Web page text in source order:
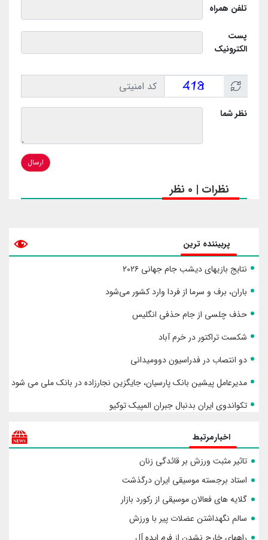
تلفن همراه
پست
الکترونیک
نظر شما
ارسال
نظرات | 0 نظر
پربیننده ترین
نتایج بازیهای دیشب جام جهانی ۲۰۲۶
باران، برف و سرما از فردا وارد کشور می‌شود
حذف چلسی از جام حذفی انگلیس
شکست تراکتور در خرم آباد
دو انتصاب در فدراسیون دوومیدانی
مدیرعامل پیشین بانک پارسیان، جایگزین نجارزاده در بانک ملی می شود
تکواندوی ایران بدنبال جبران المپیک توکیو
اخبارمرتبط
تاثیر مثبت ورزش بر قائدگی زنان
استاد برجسته موسیقی ایران درگذشت
گلایه های فعالان موسیقی از رکورد بازار
سالم نگهداشتن عضلات پیر با ورزش